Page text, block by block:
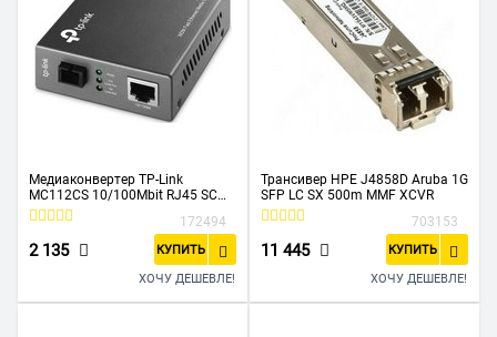
Медиаконвертер TP-Link
MC112CS 10/100Mbit RJ45 SC
802.3u 10/100Base-TX 100Base-
172494
2 135 КУПИТЬ
ХОЧУ ДЕШЕВЛЕ!
Трансивер HPE J4858D Aruba 1G
SFP LC SX 500m MMF XCVR
703153
11 445 КУПИТЬ
ХОЧУ ДЕШЕВЛЕ!